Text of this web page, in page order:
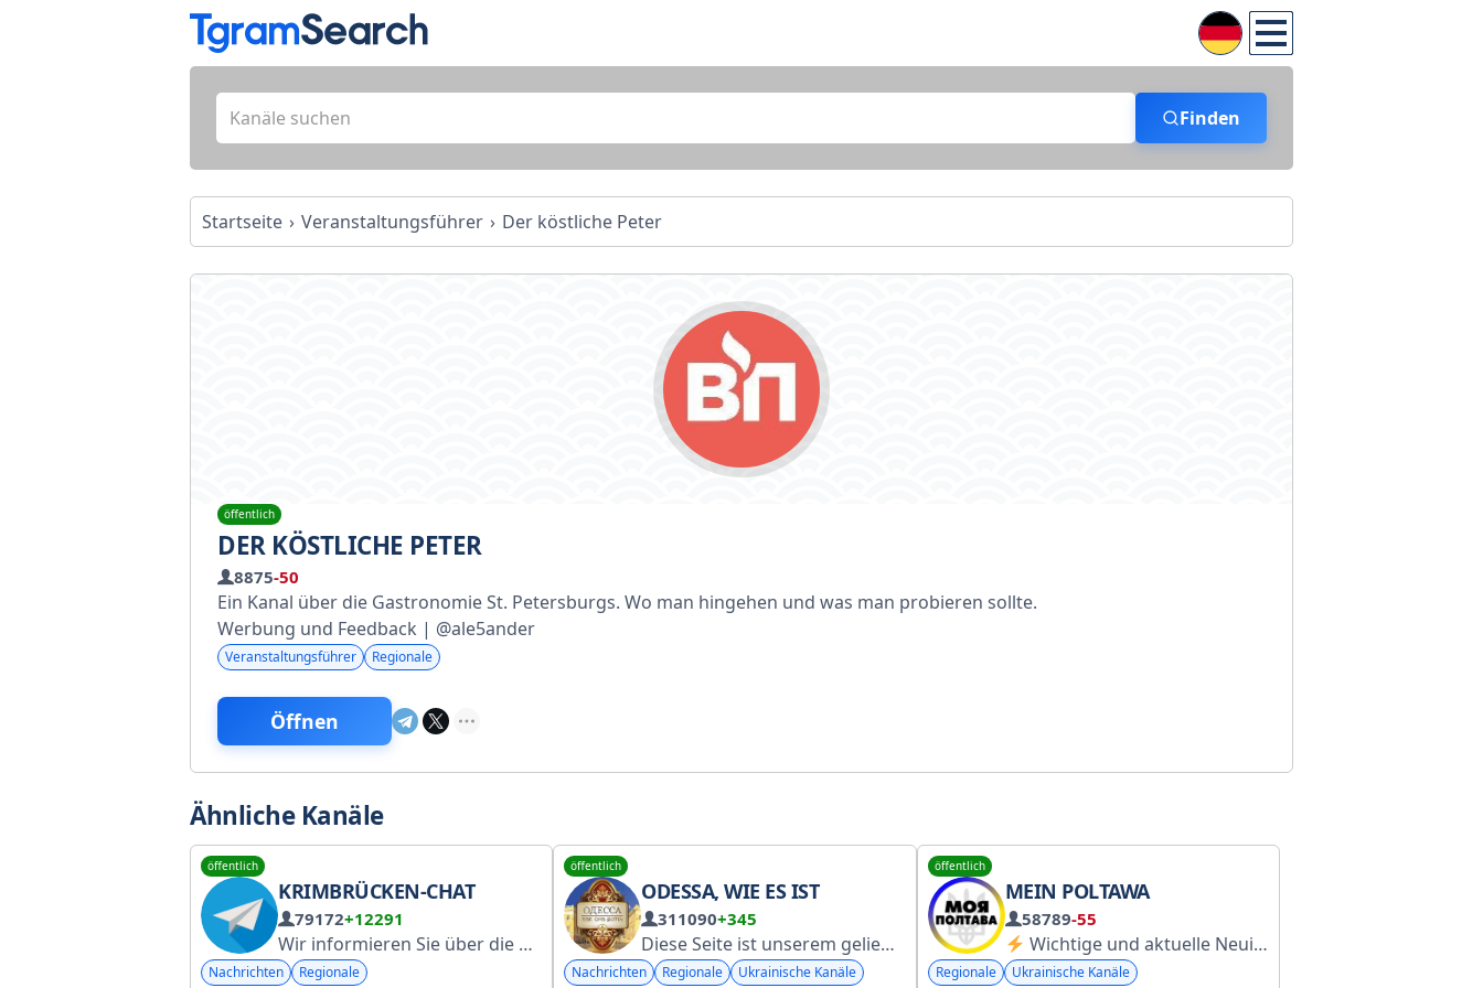
Finden
Startseite Veranstaltungsführer Der köstliche Peter
öffentlich
DER KÖSTLICHE PETER
8875-50
Ein Kanal über die Gastronomie St. Petersburgs. Wo man hingehen und was man probieren sollte.
Werbung und Feedback | @ale5ander
Veranstaltungsführer Regionale
Öffnen
Ähnliche Kanäle
öffentlich
KRIMBRÜCKEN-CHAT
79172+12291
Wir informieren Sie über die aktuelle Lage an der Krimbrücke. Kontaktieren Sie den Administrator @km_adm_bot. #Krimbrücke #Krim #Brücke #Kertschbrücke #Kertsch #Kaukasus #StraßevonKertsch
Nachrichten Regionale
öffentlich
ODESSA, WIE ES IST
311090+345
Diese Seite ist unserem geliebten Odessa und der Region Odessa gewidmet, so wie sie sind! Link für Freunde: https://t.me/+8nW9r88SO85jNWFi Werbung: @alex_reklama_ua
Nachrichten Regionale Ukrainische Kanäle
öffentlich
MEIN POLTAWA
58789-55
Wichtige und aktuelle Neuigkeiten aus Poltawa. Link für Freunde: https://t.me/+dqFw6P6qVvAwNzI0 (Werbung: @alex_reklama_ua)
Regionale Ukrainische Kanäle